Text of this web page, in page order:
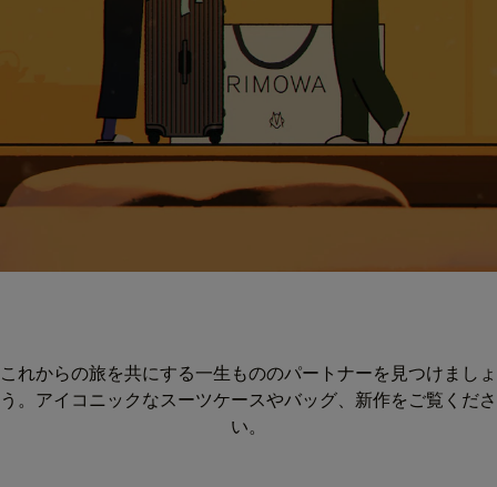
これからの旅を共にする一生もののパートナーを見つけましょ
う。アイコニックなスーツケースやバッグ、新作をご覧くださ
い。